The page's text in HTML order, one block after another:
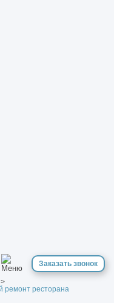
Заказать звонок
>
ремонт ресторана